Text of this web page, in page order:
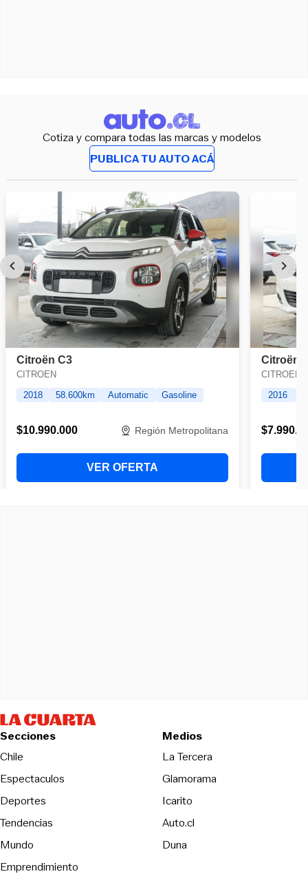
Cotiza y compara todas las marcas y modelos
PUBLICA TU AUTO ACÁ
Secciones
Chile
Espectaculos
Deportes
Tendencias
Mundo
Emprendimiento
Medios
La TerceraOpens in new
Glamorama
Icarito
Auto.cl
DunaOpens in new window